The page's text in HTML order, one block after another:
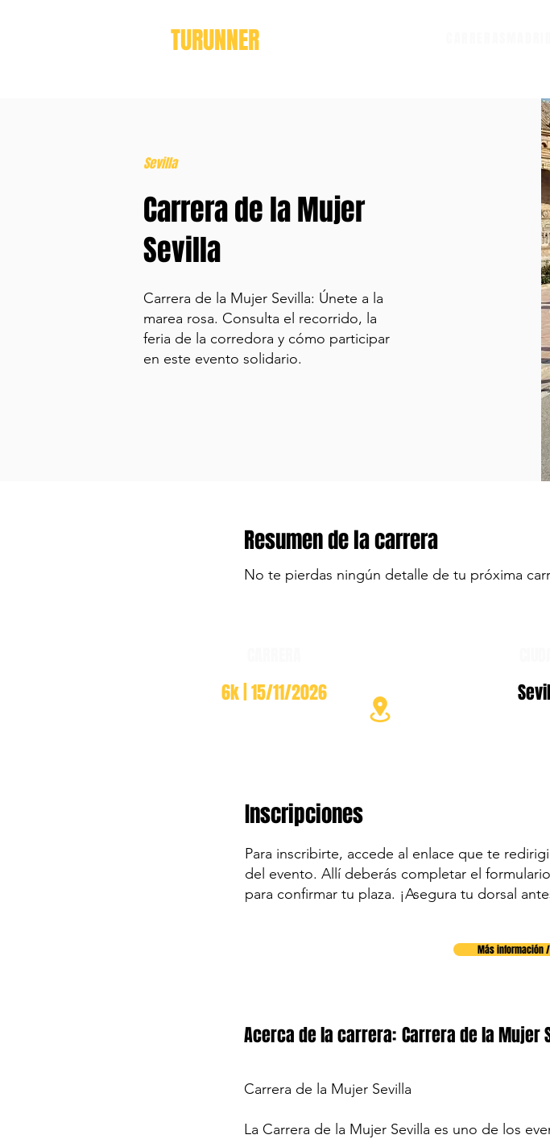
TURUNNER
Sevilla
Carrera de la Mujer
Sevilla
Carrera de la Mujer Sevilla: Únete a la
marea rosa. Consulta el recorrido, la
feria de la corredora y cómo participar
en este evento solidario.
Resumen de la carrera
No te pierdas ningún detalle de tu próxima
6k | 15/11/2026
Inscripciones
Para inscribirte, accede al enlace que te
del evento. Allí deberás completar el
para confirmar tu plaza. ¡Asegura tu dorsal
Más información
Acerca de la carrera: Carrera de la Mujer
Carrera de la Mujer Sevilla
La Carrera de la Mujer Sevilla es uno de los